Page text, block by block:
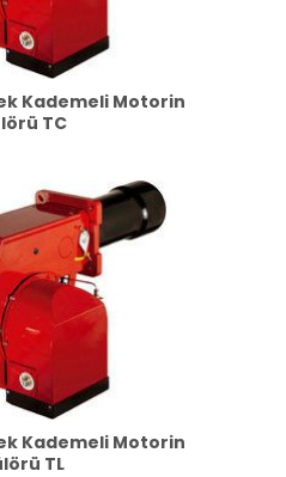
Kademeli Motorin
TC
Kademeli Motorin
TL